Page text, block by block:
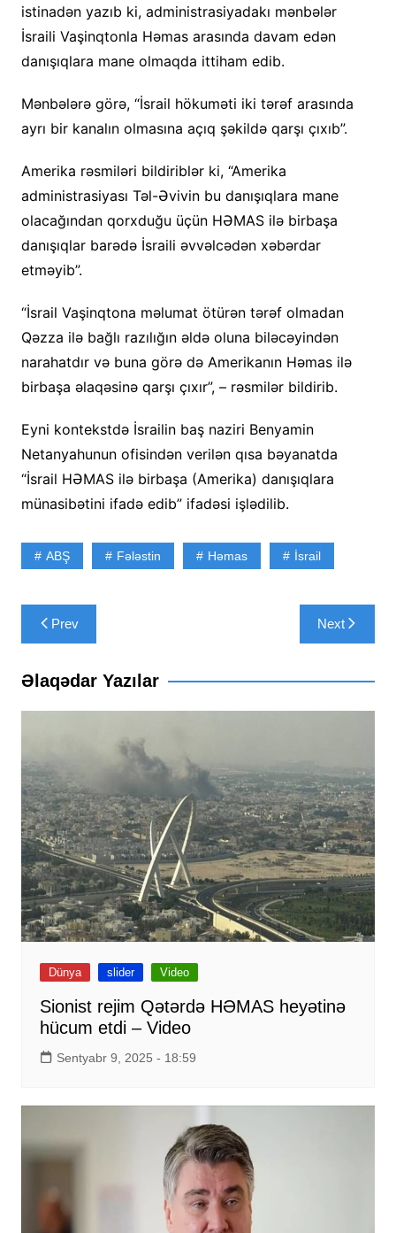
istinadən yazıb ki, administrasiyadakı mənbələr
İsraili Vaşinqtonla Həmas arasında davam edən
danışıqlara mane olmaqda ittiham edib.
Mənbələrə görə, “İsrail hökuməti iki tərəf arasında
ayrı bir kanalın olmasına açıq şəkildə qarşı çıxıb”.
Amerika rəsmiləri bildiriblər ki, “Amerika
administrasiyası Təl-Əvivin bu danışıqlara mane
olacağından qorxduğu üçün HƏMAS ilə birbaşa
danışıqlar barədə İsraili əvvəlcədən xəbərdar
etməyib”.
“İsrail Vaşinqtona məlumat ötürən tərəf olmadan
Qəzza ilə bağlı razılığın əldə oluna biləcəyindən
narahatdır və buna görə də Amerikanın Həmas ilə
birbaşa əlaqəsinə qarşı çıxır”, – rəsmilər bildirib.
Eyni kontekstdə İsrailin baş naziri Benyamin
Netanyahunun ofisindən verilən qısa bəyanatda
“İsrail HƏMAS ilə birbaşa (Amerika) danışıqlara
münasibətini ifadə edib” ifadəsi işlədilib.
ABŞ Fələstin Həmas İsrail
Yazı
naviqasiyası
Prev Next
Əlaqədar Yazılar
Dünya slider Video
Sionist rejim Qətərdə HƏMAS heyətinə
hücum etdi – Video
Sentyabr 9, 2025 - 18:59